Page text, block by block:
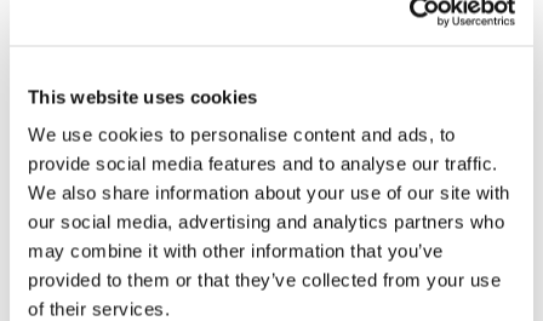
This website uses cookies
We use cookies to personalise content and ads, to
provide social media features and to analyse our traffic.
We also share information about your use of our site with
our social media, advertising and analytics partners who
may combine it with other information that you’ve
provided to them or that they’ve collected from your use
of their services.
ŽIRO RAČUN
Privredna banka Zagreb, Zagreb, IBAN
HR7923400091110540749, BIC (SWIFT) PBZGHR2X
TEMELJNI KAPITAL